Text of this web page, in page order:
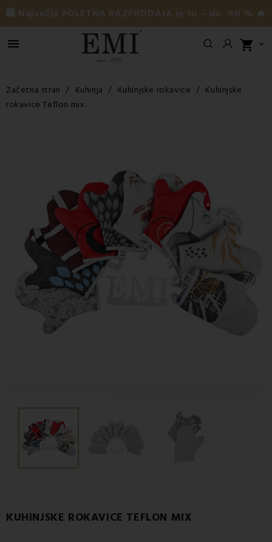
🛍️ Največja POLETNA RAZPRODAJA je tu – do -60 % 🔥
 shopping_cart 
Začetna stran Kuhinja Kuhinjske rokavice
Kuhinjske
rokavice Teflon mix
KUHINJSKE ROKAVICE TEFLON MIX